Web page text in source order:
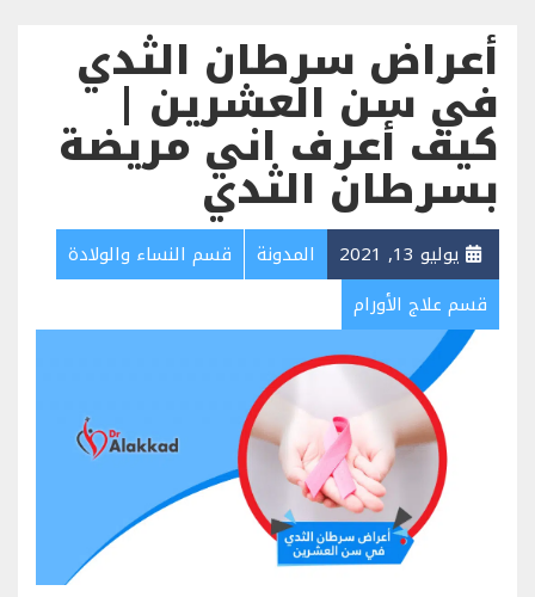
أعراض سرطان الثدي
في سن العشرين |
كيف أعرف اني مريضة
بسرطان الثدي
يوليو 13, 2021 المدونة
قسم النساء والولادة
قسم علاج الأورام